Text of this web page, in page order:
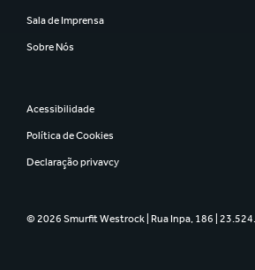
Sala de Imprensa
Sobre Nós
Acessibilidade
Política de Cookies
Declaração privavcy
© 2026 Smurfit Westrock | Rua Inpa, 186 |